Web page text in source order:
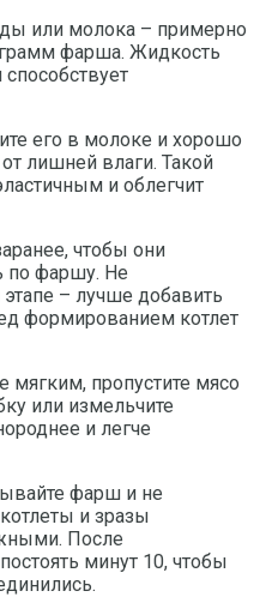
или молока – примерно
фарша. Жидкость
его в молоке и хорошо
лишней влаги. Такой
и облегчит
чтобы они
по фаршу. Не
– лучше добавить
формированием котлет
пропустите мясо
или измельчите
и легче
фарш и не
и зразы
После
минут 10, чтобы